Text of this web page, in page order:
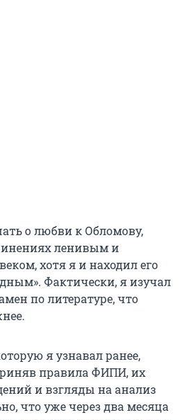
о любви к Обломову,
ленивым и
хотя я и находил его
Фактически, я изучал
по литературе, что
я узнавал ранее,
правила ФИПИ, их
и взгляды на анализ
что уже через два месяца